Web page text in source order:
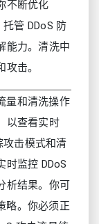
不断优化
管 DDoS 防
能力。清洗中
击。
量和清洗操作
以查看实时
攻击模式和清
时监控 DDoS
析结果。你可
略。你必须正